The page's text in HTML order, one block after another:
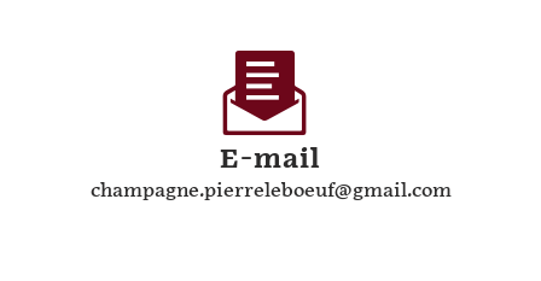
E-mail
champagne.pierreleboeuf@gmail.com